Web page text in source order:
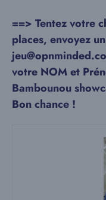
==> Tentez votre
places, envoyez
votre NOM et
Bambounou
Bon chance !